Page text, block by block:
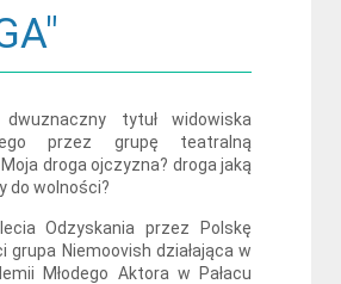
dwuznaczny tytuł widowiska
przez grupę teatralną
Moja droga ojczyzna? droga jaką
do wolności?
Odzyskania przez Polskę
grupa Niemoovish działająca w
Młodego Aktora w Pałacu